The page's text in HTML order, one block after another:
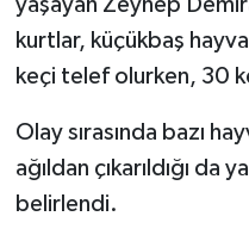
kurtlar, küçükbaş
keçi telef olurken, 30
Olay sırasında bazı
ağıldan çıkarıldığı da
belirlendi.
Yerel
Künye